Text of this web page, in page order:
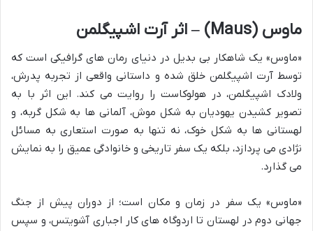
ماوس (Maus) – اثر آرت اشپیگلمن
«ماوس» یک شاهکار بی بدیل در دنیای رمان های گرافیکی است که
توسط آرت اشپیگلمن خلق شده و داستانی واقعی از تجربه پدرش،
ولادک اشپیگلمن، در هولوکاست را روایت می کند. این اثر با به
تصویر کشیدن یهودیان به شکل موش، آلمانی ها به شکل گربه، و
لهستانی ها به شکل خوک، نه تنها به صورت استعاری به مسائل
نژادی می پردازد، بلکه یک سفر تاریخی و خانوادگی عمیق را به نمایش
می گذارد.
«ماوس» یک سفر در زمان و مکان است؛ از دوران پیش از جنگ
جهانی دوم در لهستان تا اردوگاه های کار اجباری آشویتس، و سپس